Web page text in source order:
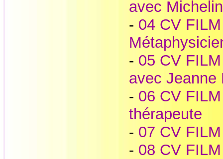
avec
- 04 CV
- 05 CV
avec Jeanne
- 06 CV
thérapeute
- 07 CV
- 08 CV